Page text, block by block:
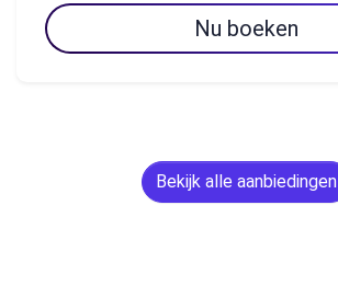
Nu boeken
Bekijk alle aanbiedingen